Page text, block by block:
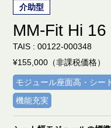
介助型
MM-Fit Hi 16
TAIS : 00122-000348
¥155,000（非課税価格）
モジュール座面高・シー
機能充実